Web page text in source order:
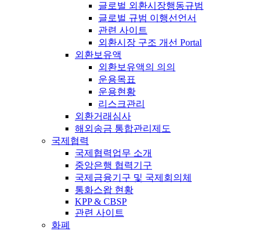
글로벌 외환시장행동규범
글로벌 규범 이행선언서
관련 사이트
외환시장 구조 개선 Portal
외환보유액
외환보유액의 의의
운용목표
운용현황
리스크관리
외환거래심사
해외송금 통합관리제도
국제협력
국제협력업무 소개
중앙은행 협력기구
국제금융기구 및 국제회의체
통화스왑 현황
KPP & CBSP
관련 사이트
화폐